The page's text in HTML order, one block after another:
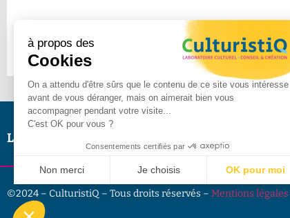
Le Lab
©2024 – CulturistiQ – Tous droits réservés – Mentions légales
à propos des
Cookies
On a attendu d'être sûrs que le contenu de ce site vous intéresse
avant de vous déranger, mais on aimerait bien vous
accompagner pendant votre visite...
C'est OK pour vous ?
Consentements certifiés par
Non merci Je choisis OK pour moi
Axeptio consent
Plateforme de Gestion du Consentement :